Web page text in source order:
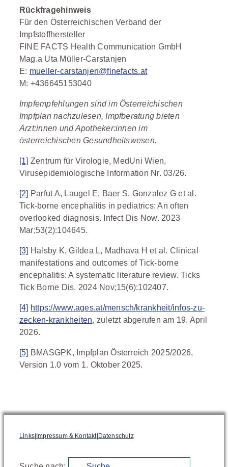
Rückfragehinweis
Für den Österreichischen Verband der
Impfstoffhersteller
FINE FACTS Health Communication GmbH
Mag.a Uta Müller-Carstanjen
E: mueller-carstanjen@finefacts.at
M: +436645153040
Impfempfehlungen sind im Österreichischen
Impfplan nachzulesen, Impfberatung bieten
Ärzt:innen und Apotheker:innen im
österreichischen Gesundheitswesen.
[1] Zentrum für Virologie, MedUni Wien,
Virusepidemiologische Information Nr. 03/26.
[2] Parfut A, Laugel E, Baer S, Gonzalez G et al.
Tick-borne encephalitis in pediatrics: An often
overlooked diagnosis. Infect Dis Now. 2023
Mar;53(2):104645.
[3] Halsby K, Gildea L, Madhava H et al. Clinical
manifestations and outcomes of Tick-borne
encephalitis: A systematic literature review. Ticks
Tick Borne Dis. 2024 Nov;15(6):102407.
[4] https://www.ages.at/mensch/krankheit/infos-zu-
zecken-krankheiten, zuletzt abgerufen am 19. April
2026.
[5] BMASGPK, Impfplan Österreich 2025/2026,
Version 1.0 vom 1. Oktober 2025.
Links| Impressum & Kontakt| Datenschutz